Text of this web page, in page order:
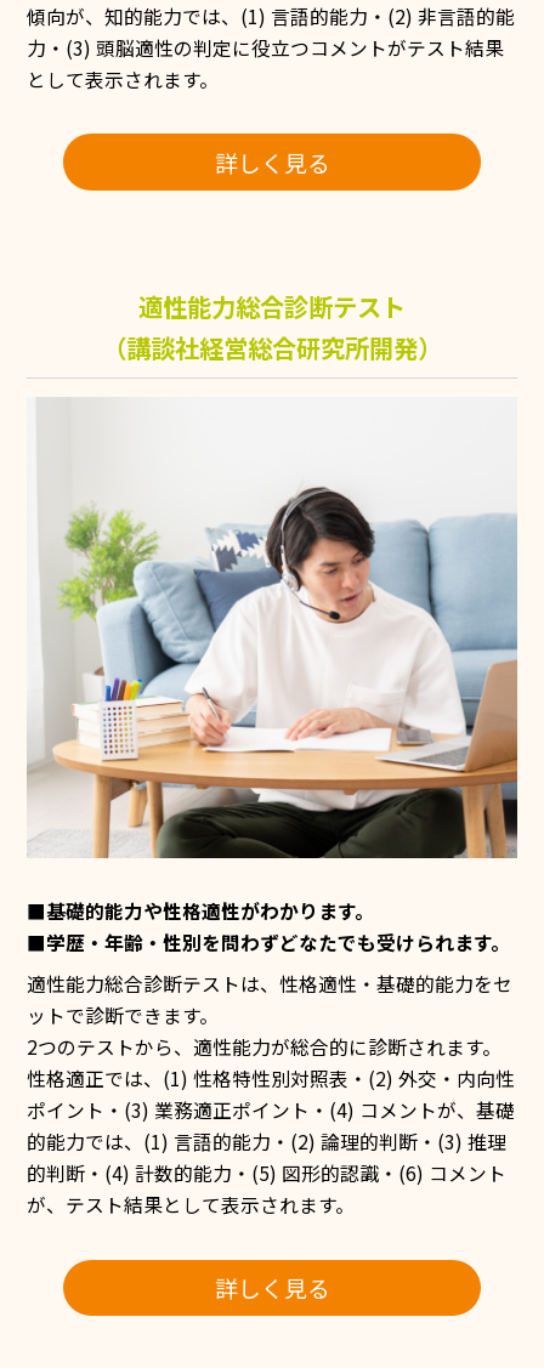
傾向が、知的能力では、(1) 言語的能力・(2) 非言語的能
力・(3) 頭脳適性の判定に役立つコメントがテスト結果
として表示されます。
詳しく見る
適性能力総合診断テスト
（講談社経営総合研究所開発）
■基礎的能力や性格適性がわかります。
■学歴・年齢・性別を問わずどなたでも受けられます。
適性能力総合診断テストは、性格適性・基礎的能力をセ
ットで診断できます。
2つのテストから、適性能力が総合的に診断されます。
性格適正では、(1) 性格特性別対照表・(2) 外交・内向性
ポイント・(3) 業務適正ポイント・(4) コメントが、基礎
的能力では、(1) 言語的能力・(2) 論理的判断・(3) 推理
的判断・(4) 計数的能力・(5) 図形的認識・(6) コメント
が、テスト結果として表示されます。
詳しく見る